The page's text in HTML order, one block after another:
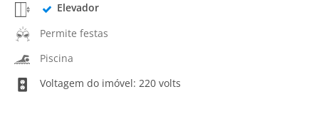
Elevador
Permite festas
Piscina
Voltagem do imóvel: 220 volts